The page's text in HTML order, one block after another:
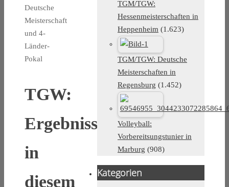
Deutsche
Meisterschaft
und 4-
Länder-
Pokal
TGW:
Ergebnisse
in
diesem
TGM/TGW:
Hessenmeisterschaften in
Heppenheim (1.623)
TGM/TGW: Deutsche
Meisterschaften in
Regensburg (1.452)
Volleyball:
Vorbereitsungstunier in
Marburg (908)
Kategorien